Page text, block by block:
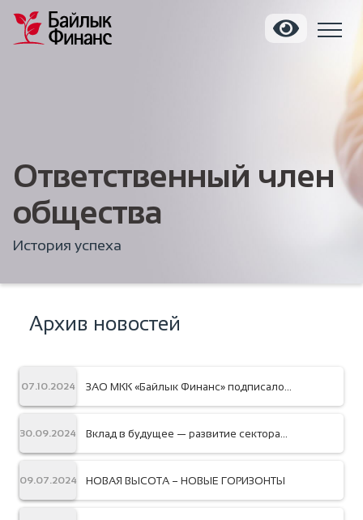
Ответственный член
общества
История успеха
Архив новостей
07.10.2024
ЗАО МКК «Байлык Финанс» подписало
Реконструкции и Развития (ЕБРР)
30.09.2024
Вклад в будущее — развитие сектора
09.07.2024 НОВАЯ ВЫСОТА – НОВЫЕ ГОРИЗОНТЫ